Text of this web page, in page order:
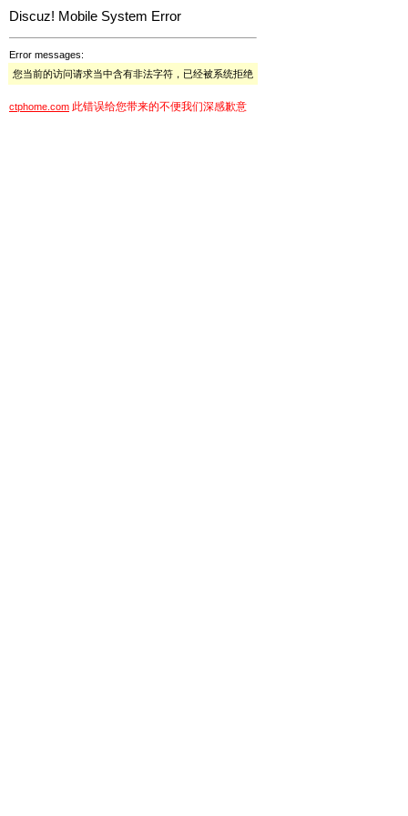
Discuz! Mobile System Error
Error messages:
您当前的访问请求当中含有非法字符，已经被系统拒绝
ctphome.com 此错误给您带来的不便我们深感歉意